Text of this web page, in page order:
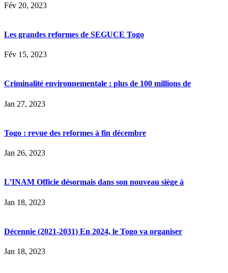
Fév 20, 2023
Les grandes reformes de SEGUCE Togo
Fév 15, 2023
Criminalité environnementale : plus de 100 millions de
Jan 27, 2023
Togo : revue des reformes à fin décembre
Jan 26, 2023
L’INAM Officie désormais dans son nouveau siège à
Jan 18, 2023
Décennie (2021-2031) En 2024, le Togo va organiser
Jan 18, 2023